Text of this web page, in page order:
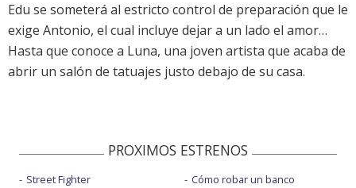
Edu se someterá al estricto control de preparación que le
exige Antonio, el cual incluye dejar a un lado el amor…
Hasta que conoce a Luna, una joven artista que acaba de
abrir un salón de tatuajes justo debajo de su casa.
PROXIMOS ESTRENOS
Street Fighter
Cómo robar un banco